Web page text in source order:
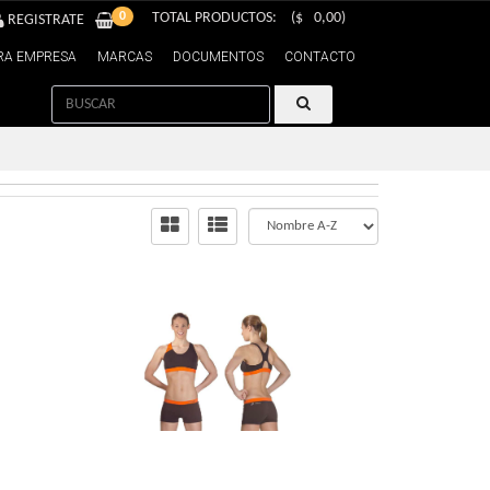
EMPRESA MARCAS DOCUMENTOS CONTACTO
REGISTRATE TOTAL PRODUCTOS:
0 ($ 0,00)